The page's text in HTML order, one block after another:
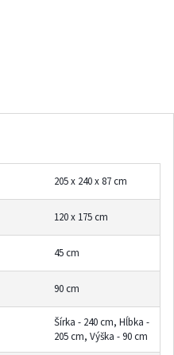
205 x 240 x 87 cm
120 x 175 cm
45 cm
90 cm
Šírka - 240 cm, Hĺbka -
205 cm, Výška - 90 cm